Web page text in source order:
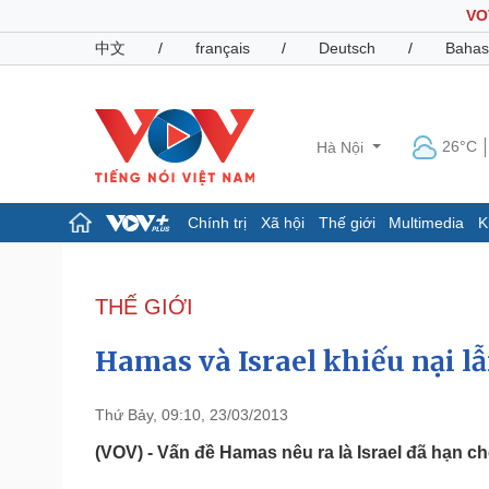
中文
/ français / Deutsch /
Hà Nội 26°C
Chính trị Xã hội Thế giới Multimedia
Đảng
Tổ chức nhân sự
Nhận diện sự thật
Dấu ấn VOV
Pháp luật
Quân sự - Quốc phòng
THẾ GIỚI
Hamas và Israel khiếu nại
Thứ Bảy, 09:10, 23/03/2013
(VOV) - Vấn đề Hamas nêu ra là Israel đã hạn